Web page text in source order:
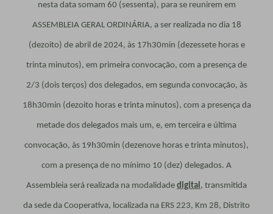
nesta data somam 60 (sessenta), para se reunirem em
ASSEMBLEIA GERAL ORDINÁRIA, a ser realizada no dia 18
(dezoito) de abril de 2024, às 17h30min (dezessete horas e
trinta minutos), em primeira convocação, com a presença de
2/3 (dois terços) dos delegados, em segunda convocação, às
18h30min (dezoito horas e trinta minutos), com a presença da
metade dos delegados mais um, e, em terceira e última
convocação, às 19h30min (dezenove horas e trinta minutos),
com a presença de no mínimo 10 (dez) delegados. A
Assembleia será realizada na modalidade digital, transmitida
da sede da Cooperativa, localizada na ERS 223, Km 28, Distrito